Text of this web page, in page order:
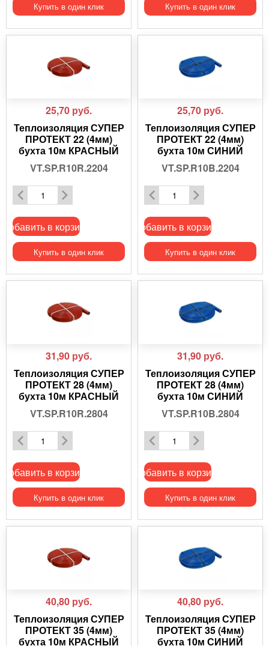
Купить в один клик Купить в один клик
25,70 руб.
Теплоизоляция СУПЕР
ПРОТЕКТ 22 (4мм)
бухта 10м КРАСНЫЙ
VT.SP.R10R.2204
Добавить в корзину
Купить в один клик
25,70 руб.
Теплоизоляция СУПЕР
ПРОТЕКТ 22 (4мм)
бухта 10м СИНИЙ
VT.SP.R10B.2204
Добавить в корзину
Купить в один клик
31,90 руб.
Теплоизоляция СУПЕР
ПРОТЕКТ 28 (4мм)
бухта 10м КРАСНЫЙ
VT.SP.R10R.2804
Добавить в корзину
Купить в один клик
31,90 руб.
Теплоизоляция СУПЕР
ПРОТЕКТ 28 (4мм)
бухта 10м СИНИЙ
VT.SP.R10B.2804
Добавить в корзину
Купить в один клик
40,80 руб.
Теплоизоляция СУПЕР
ПРОТЕКТ 35 (4мм)
бухта 10м КРАСНЫЙ
40,80 руб.
Теплоизоляция СУПЕР
ПРОТЕКТ 35 (4мм)
бухта 10м СИНИЙ